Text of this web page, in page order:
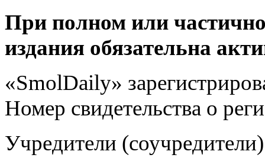
При полном или
издания обязательна
«SmolDaily»
Номер свидетельства о
Учредители